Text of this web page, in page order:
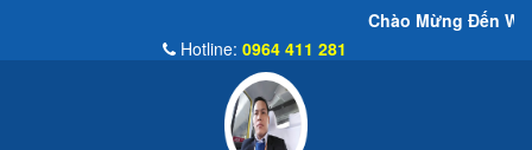
Chào Mừng Đến Website Đại Hùng
Hotline: 0964 411 281